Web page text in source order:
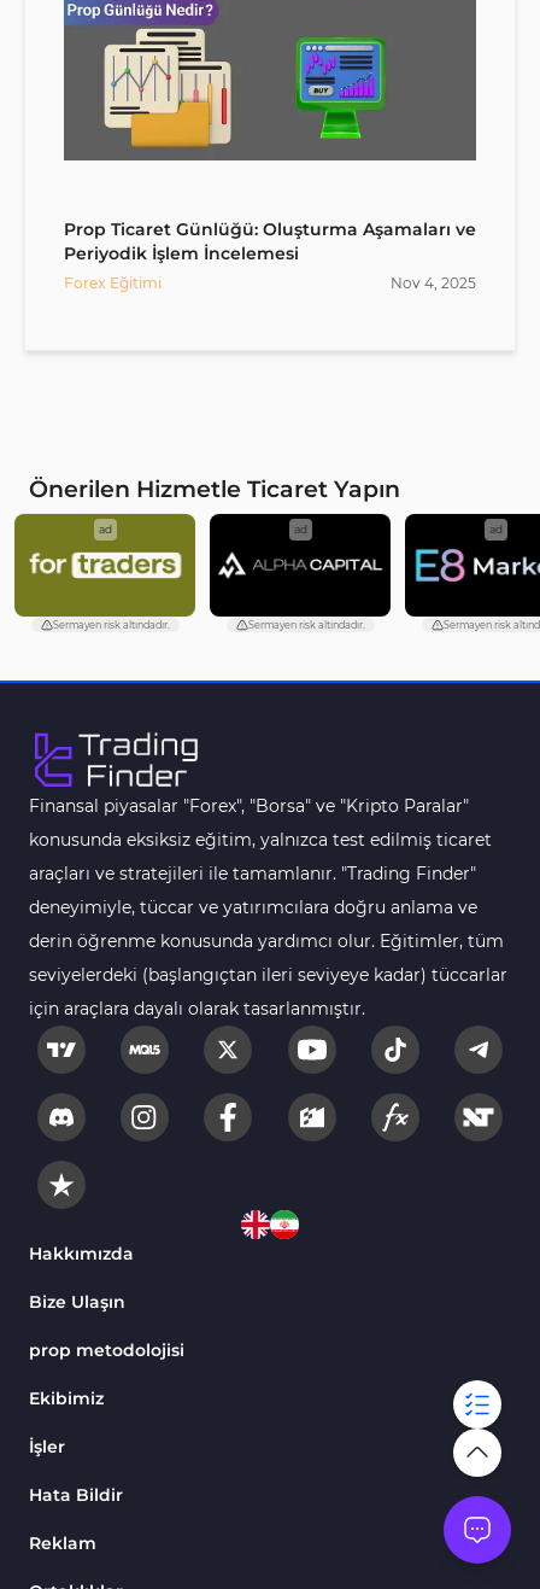
Prop Ticaret Günlüğü: Oluşturma Aşamaları ve
Periyodik İşlem İncelemesi
Forex Eğitimi Nov 4, 2025
Önerilen Hizmetle Ticaret Yapın
ad
Sermayen risk altındadır.
ad
Sermayen risk altındadır.
ad
Sermayen risk
Finansal piyasalar "Forex", "Borsa" ve "Kripto Paralar"
konusunda eksiksiz eğitim, yalnızca test edilmiş ticaret
araçları ve stratejileri ile tamamlanır. "Trading Finder"
deneyimiyle, tüccar ve yatırımcılara doğru anlama ve
derin öğrenme konusunda yardımcı olur. Eğitimler, tüm
seviyelerdeki (başlangıçtan ileri seviyeye kadar) tüccarlar
için araçlara dayalı olarak tasarlanmıştır.
Hakkımızda
Bize Ulaşın
prop metodolojisi
Ekibimiz
İşler
Hata Bildir
Reklam